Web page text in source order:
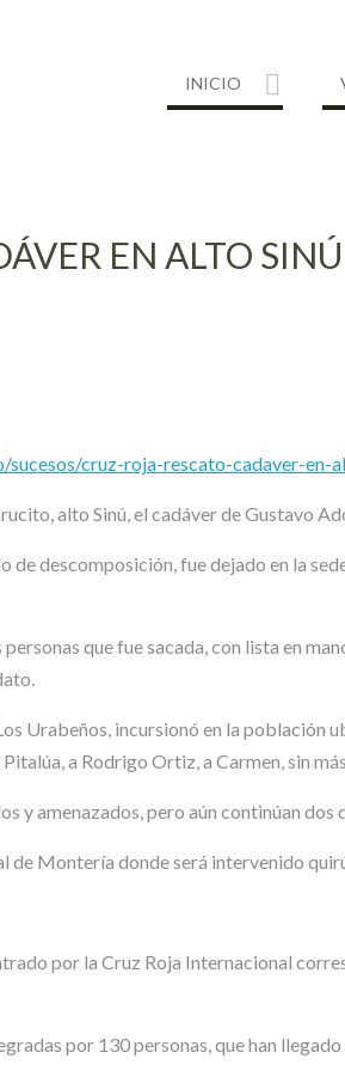
INICIO
EN ALTO SINÚ
cruz-roja-rescato-cadaver-en-
alto Sinú, el cadáver de Gustavo
de descomposición, fue dejado en la
que fue sacada, con lista en
Urabeños, incursionó en la población
a Rodrigo Ortiz, a Carmen, sin más
y amenazados, pero aún continúan dos
de Montería donde será intervenido
por la Cruz Roja Internacional
por 130 personas, que han